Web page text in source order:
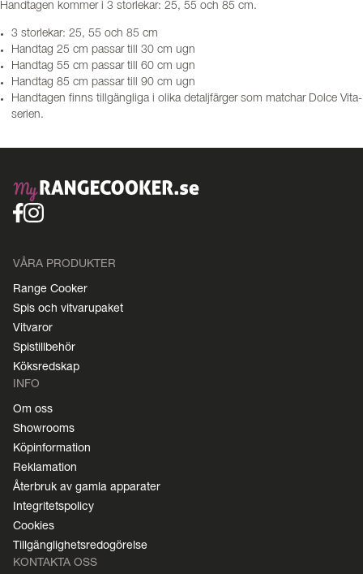
Handtagen kommer i 3 storlekar: 25, 55 och 85 cm.
3 storlekar: 25, 55 och 85 cm
Handtag 25 cm passar till 30 cm ugn
Handtag 55 cm passar till 60 cm ugn
Handtag 85 cm passar till 90 cm ugn
Handtagen finns tillgängliga i olika detaljfärger som matchar Dolce Vita-
serien.
VÅRA PRODUKTER
Range Cooker
Spis och vitvarupaket
Vitvaror
Spistillbehör
Köksredskap
INFO
Om oss
Showrooms
Köpinformation
Reklamation
Återbruk av gamla apparater
Integritetspolicy
Cookies
Tillgänglighetsredogörelse
KONTAKTA OSS